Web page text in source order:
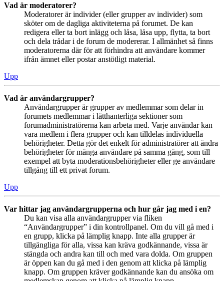
Vad är moderatorer?
Moderatorer är individer (eller grupper av individer) som
sköter om de dagliga aktiviteterna på forumet. De kan
redigera eller ta bort inlägg och låsa, låsa upp, flytta, ta bort
och dela trådar i de forum de modererar. I allmänhet så finns
moderatorerna där för att förhindra att användare kommer
ifrån ämnet eller postar anstötligt material.
Upp
Vad är användargrupper?
Användargrupper är grupper av medlemmar som delar in
forumets medlemmar i lätthanterliga sektioner som
forumadministratörerna kan arbeta med. Varje användar kan
vara medlem i flera grupper och kan tilldelas individuella
behörigheter. Detta gör det enkelt för administratörer att ändra
behörigheter för många användare på samma gång, som till
exempel att byta moderationsbehörigheter eller ge användare
tillgång till ett privat forum.
Upp
Var hittar jag användargrupperna och hur går jag med i en?
Du kan visa alla användargrupper via fliken
“Användargrupper” i din kontrollpanel. Om du vill gå med i
en grupp, klicka på lämplig knapp. Inte alla grupper är
tillgängliga för alla, vissa kan kräva godkännande, vissa är
stängda och andra kan till och med vara dolda. Om gruppen
är öppen kan du gå med i den genom att klicka på lämplig
knapp. Om gruppen kräver godkännande kan du ansöka om